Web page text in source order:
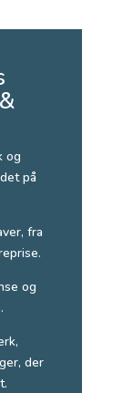
og
på
fra
og
der